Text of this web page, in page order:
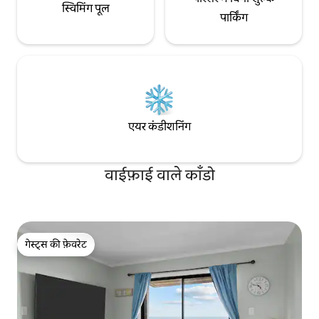
स्विमिंग पूल
पार्किंग
एयर कंडीशनिंग
वाईफ़ाई वाले काँडो
गेस्ट्स की फ़ेवरेट
गेस्ट्स की फ़ेवरेट